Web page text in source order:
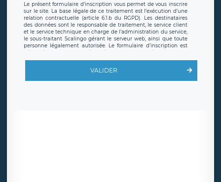
Le présent formulaire d’inscription vous permet de vous inscrire
sur le site. La base légale de ce traitement est l’exécution d’une
relation contractuelle (article 6.1.b du RGPD). Les destinataires
des données sont le responsable de traitement, le service client
et le service technique en charge de l’administration du service,
le sous-traitant Scalingo gérant le serveur web, ainsi que toute
personne légalement autorisée. Le formulaire d’inscription est
hébergé sur un serveur hébergé par Scalingo, basé en France et
offrant desclauses de protection conformes au RGPD. Les
en sollicite la suppression, étant entendu que vous pouvez
demander la suppression de vos données et retirer votre
VALIDER